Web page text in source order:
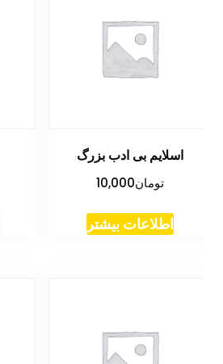
اسلایم بی ادب بزرگ
تومان10,000
اطلاعات بیشتر